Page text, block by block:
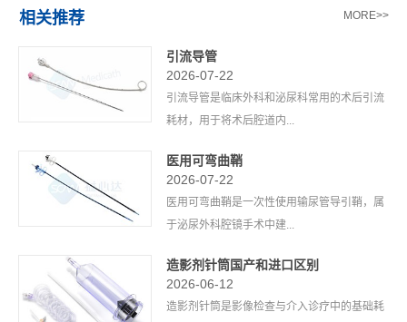
相关推荐 MORE>>
引流导管
2026-07-22
引流导管是临床外科和泌尿科常用的术后引流
耗材，用于将术后腔道内...
医用可弯曲鞘
2026-07-22
医用可弯曲鞘是一次性使用输尿管导引鞘，属
于泌尿外科腔镜手术中建...
造影剂针筒国产和进口区别
2026-06-12
造影剂针筒是影像检查与介入诊疗中的基础耗